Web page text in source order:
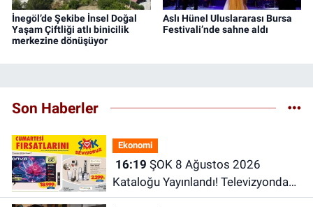
İnegöl’de Şekibe İnsel Doğal
Yaşam Çiftliği atlı binicilik
merkezine dönüşüyor
Aslı Hünel Uluslararası Bursa
Festivali’nde sahne aldı
Son Haberler
Ekonomi
16:19
Kataloğu Yayınlandı! Televizyondan
Kahve Makinesine İşte İndirimli